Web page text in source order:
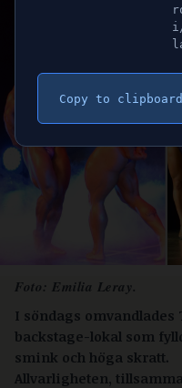
Foto: Emilia Leray.
I söndags
backstage-lokal som
smink och höga skratt.
Allvarligheten,
Copy to clipboard